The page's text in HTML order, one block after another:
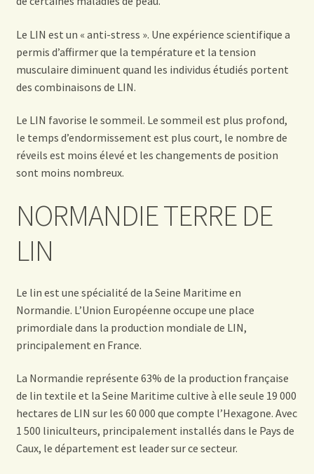
Le LIN est un « anti-stress ». Une expérience scientifique a
permis d’affirmer que la température et la tension
musculaire diminuent quand les individus étudiés portent
des combinaisons de LIN.
Le LIN favorise le sommeil. Le sommeil est plus profond,
le temps d’endormissement est plus court, le nombre de
réveils est moins élevé et les changements de position
sont moins nombreux.
NORMANDIE TERRE DE
LIN
Le lin est une spécialité de la Seine Maritime en
Normandie. L’Union Européenne occupe une place
primordiale dans la production mondiale de LIN,
principalement en France.
La Normandie représente 63% de la production française
de lin textile et la Seine Maritime cultive à elle seule 19 000
hectares de LIN sur les 60 000 que compte l’Hexagone. Avec
1 500 liniculteurs, principalement installés dans le Pays de
Caux, le département est leader sur ce secteur.